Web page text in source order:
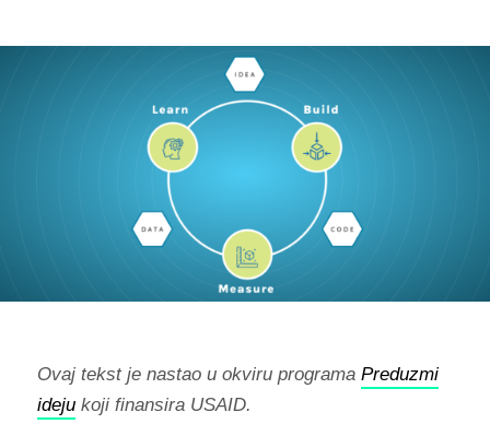
Ovaj tekst je nastao u okviru programa Preduzmi
idejukoji finansira USAID.